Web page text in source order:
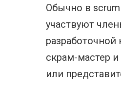
Обычно в
участвуют
скрам-мастер и
или